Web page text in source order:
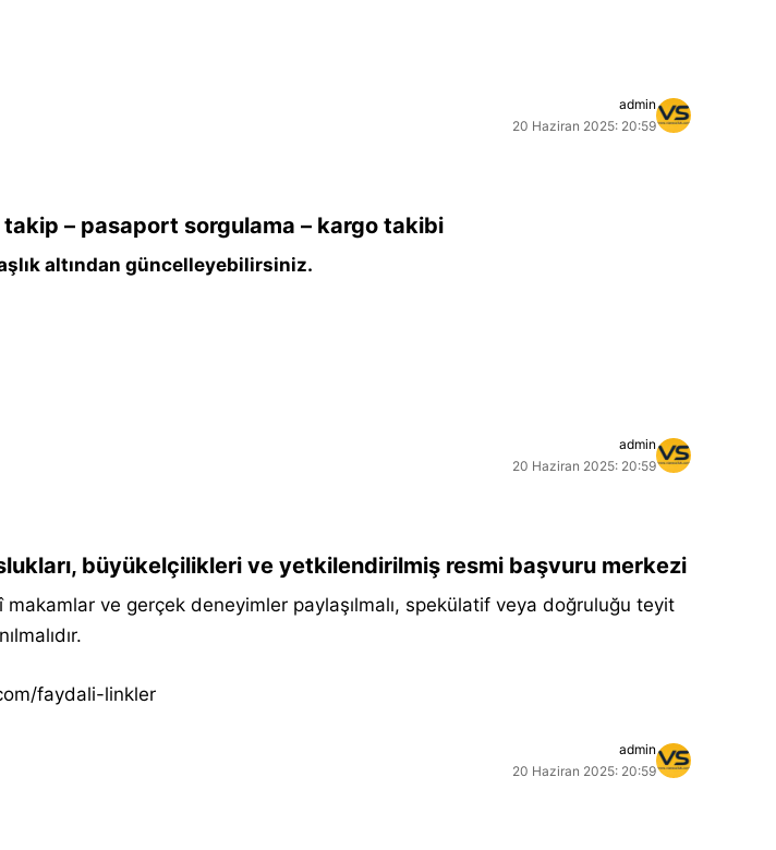
admin
20 Haziran 2025: 20:59
– pasaport sorgulama – kargo takibi
altından güncelleyebilirsiniz.
admin
20 Haziran 2025: 20:59
büyükelçilikleri ve yetkilendirilmiş resmi başvuru merkezi
makamlar ve gerçek deneyimler paylaşılmalı, spekülatif veya doğruluğu teyit
faydali-linkler
admin
20 Haziran 2025: 20:59